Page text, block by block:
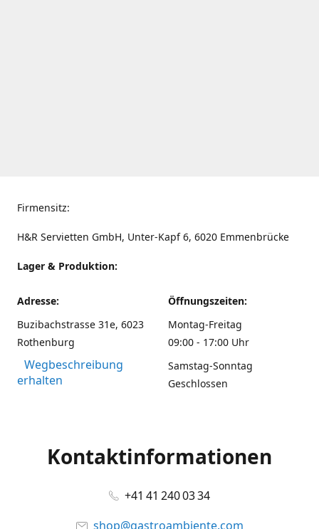
Firmensitz:
H&R Servietten GmbH, Unter-Kapf 6, 6020 Emmenbrücke
Lager & Produktion:
Adresse:
Buzibachstrasse 31e, 6023
Rothenburg
Wegbeschreibung
erhalten
Öffnungszeiten:
Montag-Freitag
09:00 - 17:00 Uhr
Samstag-Sonntag
Geschlossen
Kontaktinformationen
+41 41 240 03 34
shop@gastroambiente.com